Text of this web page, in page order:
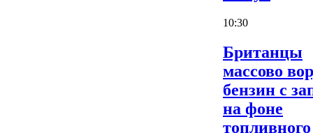
10:30
Британцы
массово
бензин с
на фоне
топливного